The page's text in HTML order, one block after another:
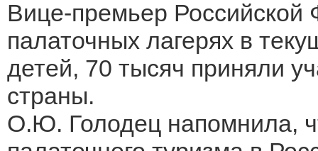
Вице-премьер
палаточных лагерях в
детей, 70 тысяч приняли
страны.
О.Ю. Голодец напомнила,